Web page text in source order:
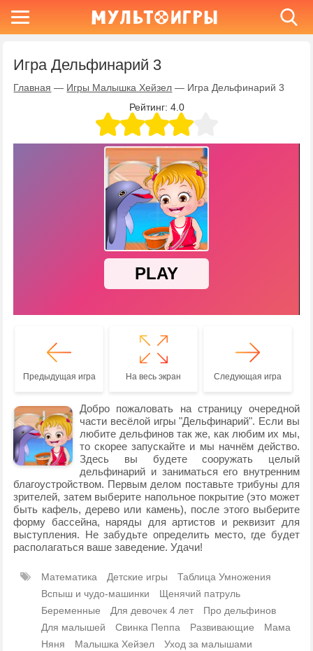
Игра Дельфинарий 3
Главная — Игры Малышка Хейзел — Игра Дельфинарий 3
Рейтинг: 4.0
Предыдущая игра На весь экран Следующая игра
Добро пожаловать на страницу очередной
части весёлой игры "Дельфинарий". Если вы
любите дельфинов так же, как любим их мы,
то скорее запускайте и мы начнём действо.
Здесь вы будете сооружать целый
дельфинарий и заниматься его внутренним
благоустройством. Первым делом поставьте трибуны для
зрителей, затем выберите напольное покрытие (это может
быть кафель, дерево или камень), после этого выберите
форму бассейна, наряды для артистов и реквизит для
выступления. Не забудьте определить место, где будет
располагаться ваше заведение. Удачи!
Математика Детские игры
Таблица Умножения
Вспыш и чудо-машинки
Щенячий патруль
Беременные
Для девочек 4 лет
Про дельфинов
Для малышей
Свинка Пеппа Развивающие
Мама
Няня
Малышка Хейзел Уход за малышами